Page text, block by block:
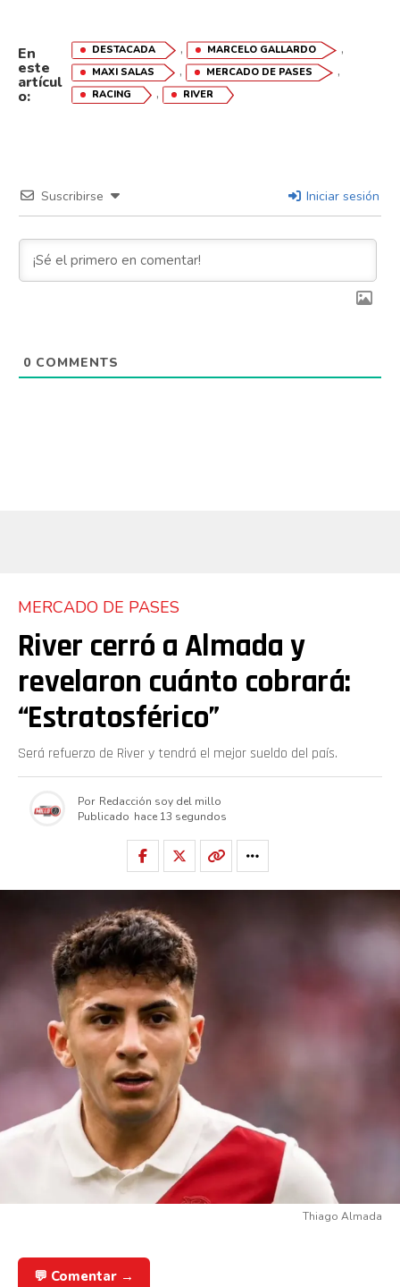
En
este
artícul
o:
DESTACADA , MARCELO GALLARDO ,
MAXI SALAS , MERCADO DE PASES ,
RACING , RIVER
Suscribirse Iniciar sesión
0 COMMENTS
MERCADO DE PASES
River cerró a Almada y
revelaron cuánto cobrará:
“Estratosférico”
Será refuerzo de River y tendrá el mejor sueldo del país.
Por Redacción soy del millo
Publicado hace 13 segundos
Thiago Almada
💬 Comentar →